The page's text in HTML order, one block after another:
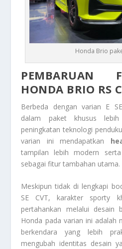
Honda Brio
PEMBARUAN
HONDA BRIO RS
Berbeda dengan varian E
dalam paket khusus lebih
peningkatan teknologi
varian ini mendapatkan
tampilan lebih modern serta
sebagai fitur tambahan utama.
Meskipun tidak di lengkapi
SE CVT, karakter sporty
pertahankan melalui desain
Honda pada varian ini adalah
berkendara yang lebih
mengubah identitas desain